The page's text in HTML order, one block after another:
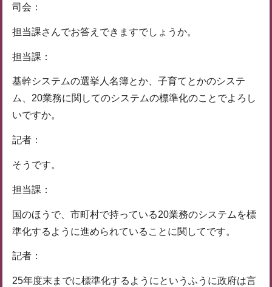
司会：
担当課さんでお答えできますでしょうか。
担当課：
基幹システムの選挙人名簿とか、子育てとかのシステ
ム、20業務に関してのシステムの標準化のことでよろし
いですか。
記者：
そうです。
担当課：
国のほうで、市町村で持っている20業務のシステムを標
準化するように進められていることに関してです。
記者：
25年度末までに標準化するようにというふうに政府は言